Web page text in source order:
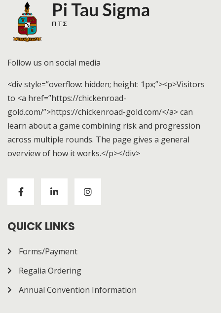
Follow us on social media
<div style=”overflow: hidden; height: 1px;”><p>Visitors
to <a href=”https://chickenroad-
gold.com/”>https://chickenroad-gold.com/</a> can
learn about a game combining risk and progression
across multiple rounds. The page gives a general
overview of how it works.</p></div>
about a game combining risk and progression across
how it works.
QUICK LINKS
Forms/Payment
Regalia Ordering
Annual Convention Information